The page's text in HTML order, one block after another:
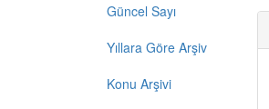
Güncel Sayı
Yıllara Göre Arşiv
Konu Arşivi